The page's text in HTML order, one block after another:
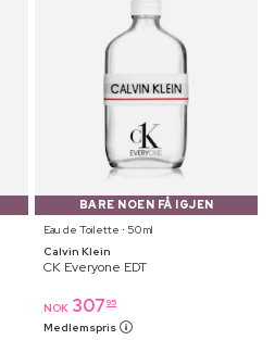
BARE NOEN FÅ IGJEN
Eau de Toilette ⋅ 50 ml
Calvin Klein
CK Everyone EDT
NOK 307 95
Medlemspris